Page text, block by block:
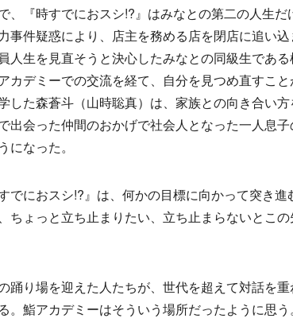
、『時すでにおスシ!?』はみなとの第二の人生
事件疑惑により、店主を務める店を閉店に追い
人生を見直そうと決心したみなとの同級生であ
カデミーでの交流を経て、自分を見つめ直すこ
した森蒼斗（山時聡真）は、家族との向き合い
出会った仲間のおかげで社会人となった一人息
になった。
でにおスシ!?』は、何かの目標に向かって突き進
ちょっと立ち止まりたい、立ち止まらないとこ
踊り場を迎えた人たちが、世代を超えて対話を
。鮨アカデミーはそういう場所だったように思う。